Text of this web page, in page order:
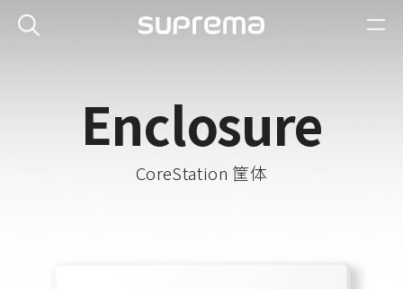
Enclosure
CoreStation 筐体